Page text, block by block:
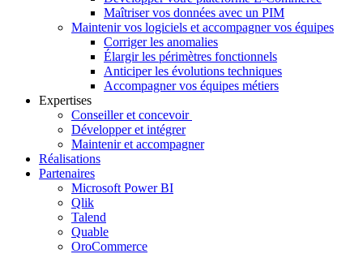
Maîtriser vos données avec un PIM
Maintenir vos logiciels et accompagner vos équipes
Corriger les anomalies
Élargir les périmètres fonctionnels
Anticiper les évolutions techniques
Accompagner vos équipes métiers
Expertises
Conseiller et concevoir
Développer et intégrer
Maintenir et accompagner
Réalisations
Partenaires
Microsoft Power BI
Qlik
Talend
Quable
OroCommerce